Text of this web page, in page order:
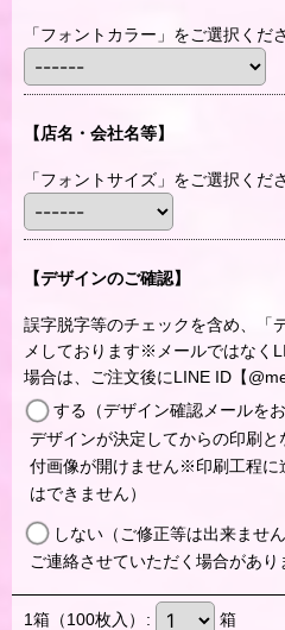
「フォントカラー」をご選択くだ
【店名・会社名等】
「フォントサイズ」をご選択くだ
【デザインのご確認】
誤字脱字等のチェックを含め、「
メしております※メールではなく
場合は、ご注文後にLINE ID【
する（デザイン確認メールを
デザインが決定してからの印刷
付画像が開けません※印刷工程に
はできません）
しない（ご修正等は出来ませ
ご連絡させていただく場合があり
1箱（100枚入） : 箱